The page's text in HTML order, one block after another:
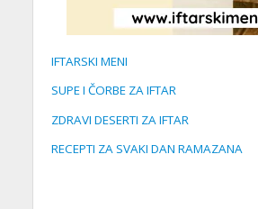
IFTARSKI MENI
SUPE I ČORBE ZA IFTAR
ZDRAVI DESERTI ZA IFTAR
RECEPTI ZA SVAKI DAN RAMAZANA